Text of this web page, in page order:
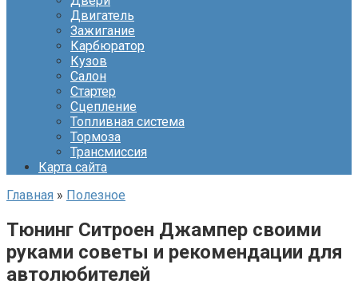
Двигатель
Зажигание
Карбюратор
Кузов
Салон
Стартер
Сцепление
Топливная система
Тормоза
Трансмиссия
Карта сайта
Главная » Полезное
Тюнинг Ситроен Джампер своими
руками советы и рекомендации для
автолюбителей